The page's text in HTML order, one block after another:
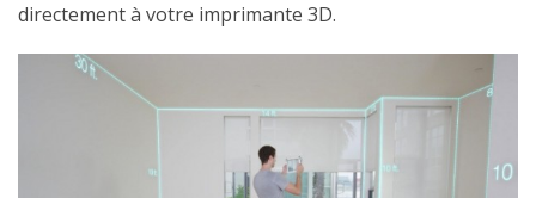
directement à votre imprimante 3D.